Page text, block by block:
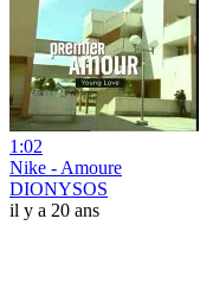
1:02
Nike - Amoure
DIONYSOS
il y a 20 ans